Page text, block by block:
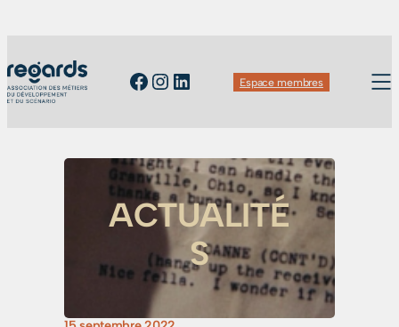
Facebook
Instagram
LinkedInEspace membres
ACTUALITÉ
S